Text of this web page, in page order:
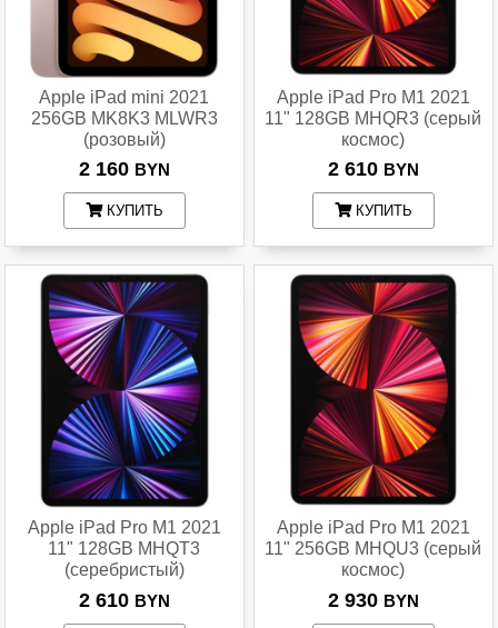
Apple iPad mini 2021
256GB MK8K3 MLWR3
(розовый)
2 160 BYN
КУПИТЬ
Apple iPad Pro M1 2021
11" 128GB MHQR3 (серый
космос)
2 610 BYN
КУПИТЬ
Apple iPad Pro M1 2021
11" 128GB MHQT3
(серебристый)
2 610 BYN
Apple iPad Pro M1 2021
11" 256GB MHQU3 (серый
космос)
2 930 BYN